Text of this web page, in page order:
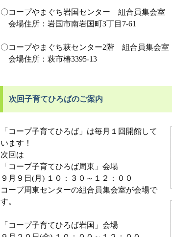
〇コープやまぐち岩国センター 組合員集会室
会場住所：岩国市南岩国町3丁目7-61
〇コープやまぐち萩センター2階 組合員集会室
会場住所：萩市椿3395-13
次回子育てひろばのご案内
「コープ子育てひろば」は毎月１回開館して
います！
次回は
「コープ子育てひろば周東」会場
９月９日(月) １０：３０～１２：００
コープ周東センターの組合員集会室が会場で
す。
「コープ子育てひろば岩国」会場